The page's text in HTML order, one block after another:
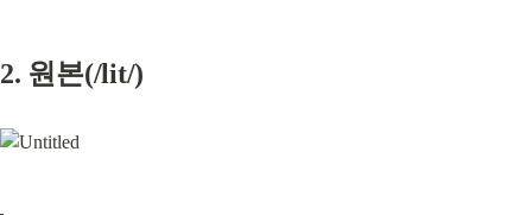
2. 원본(/lit/)